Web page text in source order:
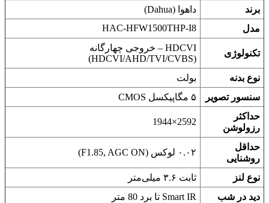
برند
داهوا (Dahua)
مدل
HAC-HFW1500THP-I8
تکنولوژی
HDCVI – خروجی چهارگانه
(HDCVI/AHD/TVI/CVBS)
نوع بدنه
بولت
سنسور تصویر
۵ مگاپیکسل CMOS
حداکثر
رزولوشن
2592×1944
حداقل
روشنایی
۰.۰۲ لوکس (F1.85, AGC ON)
نوع لنز
ثابت ۳.۶ میلی‌متر
دید در شب
Smart IR تا برد 80 متر